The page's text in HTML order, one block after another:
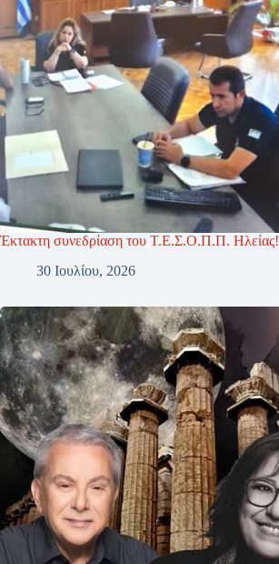
Έκτακτη συνεδρίαση του Τ.Ε.Σ.Ο.Π.Π. Ηλείας!
30 Ιουλίου, 2026